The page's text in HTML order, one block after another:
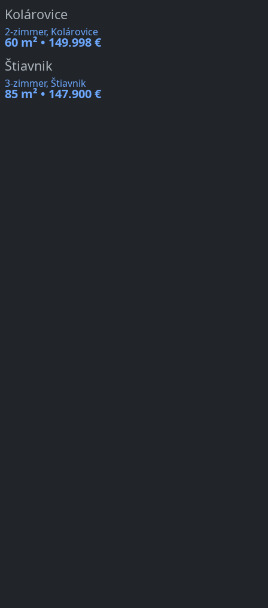
Kolárovice
2-zimmer, Kolárovice
60 m² • 149.998 €
Štiavnik
3-zimmer, Štiavnik
85 m² • 147.900 €